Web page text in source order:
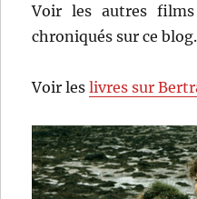
Voir les autres
chroniqués sur ce
Voir leslivres sur